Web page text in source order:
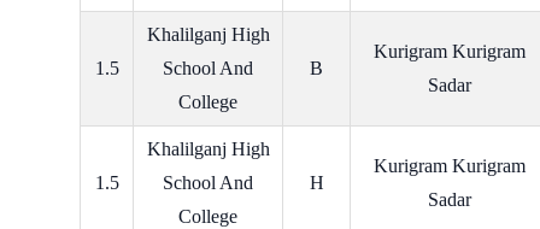
1.5
Khalilganj High
School And
College
B
Kurigram Kurigram
Sadar
1.5
Khalilganj High
School And
College
H
Kurigram Kurigram
Sadar